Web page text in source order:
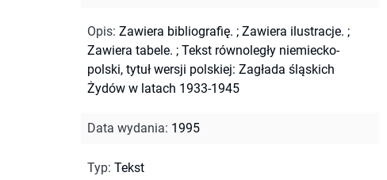
Opis: Zawiera bibliografię. ; Zawiera ilustracje. ;
Zawiera tabele. ; Tekst równoległy niemiecko-
polski, tytuł wersji polskiej: Zagłada śląskich
Żydów w latach 1933-1945
Data wydania: 1995
Typ: Tekst